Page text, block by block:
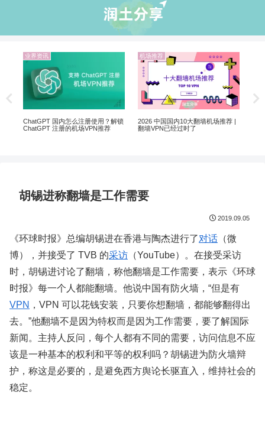
业界资讯
ChatGPT 国内怎么注册使用？解锁
ChatGPT 注册的机场VPN推荐
机场推荐
2026 中国国内10大翻墙机场推荐 |
翻墙VPN已经过时了
胡锡进称翻墙是工作需要
2019.09.05
《环球时报》总编胡锡进在香港与陶杰进行了对话 （微
博），并接受了 TVB 的采访 （YouTube）。在接受采访
时，胡锡进讨论了翻墙，称他翻墙是工作需要，表示《环球
时报》每一个人都能翻墙。他说中国有防火墙，“但是有
VPN ，VPN 可以花钱安装，只要你想翻墙，都能够翻得出
去。”他翻墙不是因为特权而是因为工作需要，要了解国际
新闻。主持人反问，每个人都有不同的需要，访问信息不应
该是一种基本的权利和平等的权利吗？胡锡进为防火墙辩
护，称这是必要的，是避免西方舆论长驱直入，维持社会的
稳定。